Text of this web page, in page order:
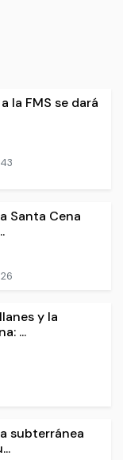
la FMS se dará
Santa Cena
y la
...
subterránea